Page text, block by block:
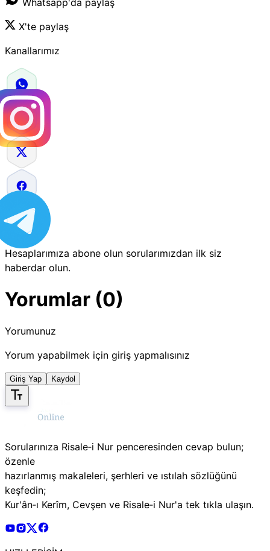
X'te paylaş
Kanallarımız
Hesaplarımıza abone olun sorularımızdan ilk siz
haberdar olun.
Yorumlar (0)
Yorumunuz
Yorum yapabilmek için giriş yapmalısınız
Giriş Yap Kaydol
Sorularınıza Risale‑i Nur penceresinden cevap bulun;
özenle
hazırlanmış makaleleri, şerhleri ve ıstılah sözlüğünü
keşfedin;
Kur'ân‑ı Kerîm, Cevşen ve Risale‑i Nur'a tek tıkla ulaşın.
Risale Online Youtube Hesabı
Risale Online Instagram Hesabı
Risale Online X Hesabı